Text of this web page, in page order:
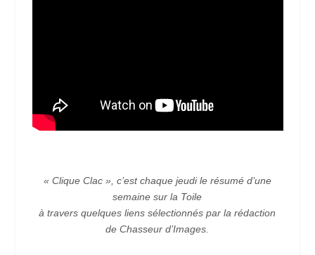
« Clique Clac », c’est chaque jeudi le résumé d’une
semaine sur la Toile
à travers quelques liens sélectionnés par la rédaction
de Chasseur d’Images.